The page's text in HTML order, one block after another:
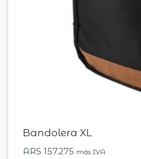
Bandolera XL
ARS 157.275 más IVA